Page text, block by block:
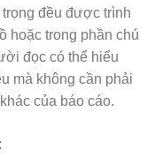
đều được trình
hoặc trong phần chú
đọc có thể hiểu
mà không cần phải
của báo cáo.